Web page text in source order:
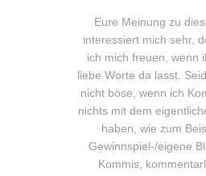
Eure Meinung zu
interessiert mich sehr,
ich mich freuen, wenn
liebe Worte da lasst.
nicht böse, wenn ich
nichts mit dem
haben, wie zum
Gewinnspiel-/eigene
Kommis,